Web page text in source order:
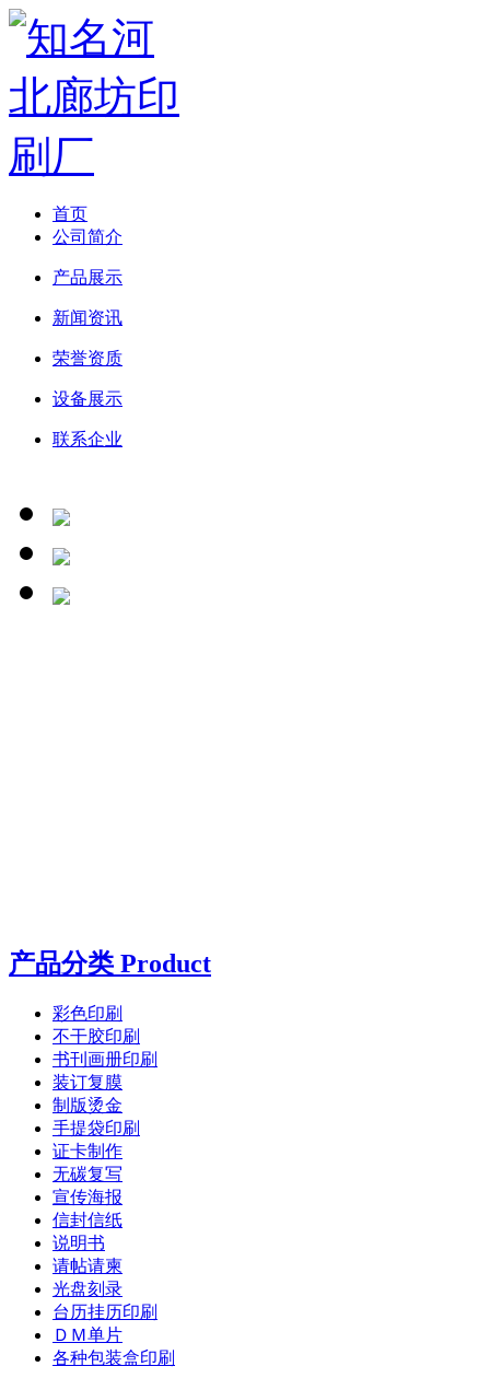
首页
公司简介
产品展示
新闻资讯
荣誉资质
设备展示
联系企业
产品分类 Product
彩色印刷
不干胶印刷
书刊画册印刷
装订复膜
制版烫金
手提袋印刷
证卡制作
无碳复写
宣传海报
信封信纸
说明书
请帖请柬
光盘刻录
台历挂历印刷
ＤＭ单片
各种包装盒印刷